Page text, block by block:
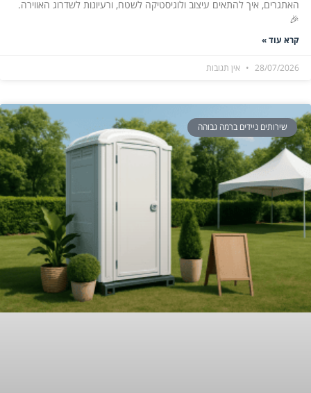
האתגרים, איך להתאים עיצוב ולוגיסטיקה לשטח, ורעיונות לשדרוג האווירה.
🎉
קרא עוד »
28/07/2026 אין תגובות
שירותים ניידים ברמה גבוהה